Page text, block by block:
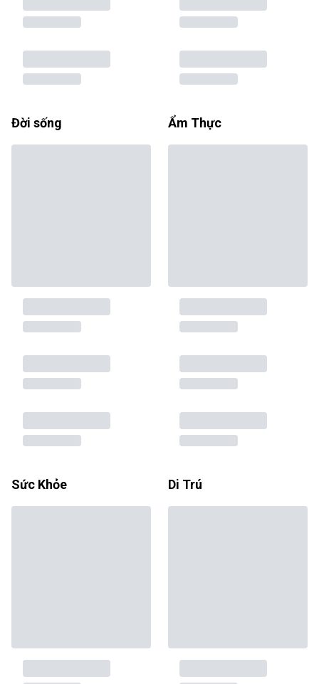
Đời sống Ẩm Thực
Sức Khỏe Di Trú